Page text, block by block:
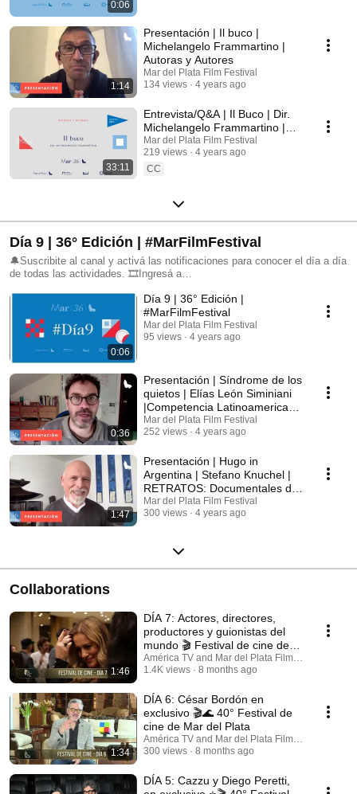
0:06
1:14
Presentación | Il buco |
Michelangelo Frammartino |
Autoras y Autores
Mar del Plata Film Festival
134 views
4 years ago
33:11
Entrevista/Q&A | Il Buco | Dir.
Michelangelo Frammartino |
Autores y Autoras | 36°
#MarFilmFestival
Mar del Plata Film Festival
219 views
4 years ago
CC
Día 9 | 36° Edición | #MarFilmFestival
🔔Suscribite al canal y activá las notificaciones para conocer el día a día
de todas las actividades. 🎞Ingresá a
en nuestras redes sociales: FB: @mardelplatafilmfestival IG:
@mdqfilmfest TW: @mardelplataff
0:06
Día 9 | 36° Edición |
#MarFilmFestival
Mar del Plata Film Festival
95 views
4 years ago
0:36
Presentación | Síndrome de los
quietos | Elías León Siminiani
|Competencia Latinoamericana
de Cortos
Mar del Plata Film Festival
252 views
4 years ago
1:47
Presentación | Hugo in
Argentina | Stefano Knuchel |
RETRATOS: Documentales de
Artistas
Mar del Plata Film Festival
300 views
4 years ago
Collaborations
1:46
DÍA 7: Actores, directores,
productores y guionistas del
mundo 🎬 Festival de cine de
Mar del Plata
América TV and Mar del Plata Film Festival
1.4K views
8 months ago
1:34
DÍA 6: César Bordón en
exclusivo 🎬🌊 40° Festival de
cine de Mar del Plata
América TV and Mar del Plata Film Festival
300 views
8 months ago
DÍA 5: Cazzu y Diego Peretti,